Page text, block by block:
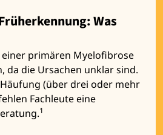
Was
primären Myelofibrose
da die Ursachen unklar sind.
(über drei oder mehr
Fachleute eine
1